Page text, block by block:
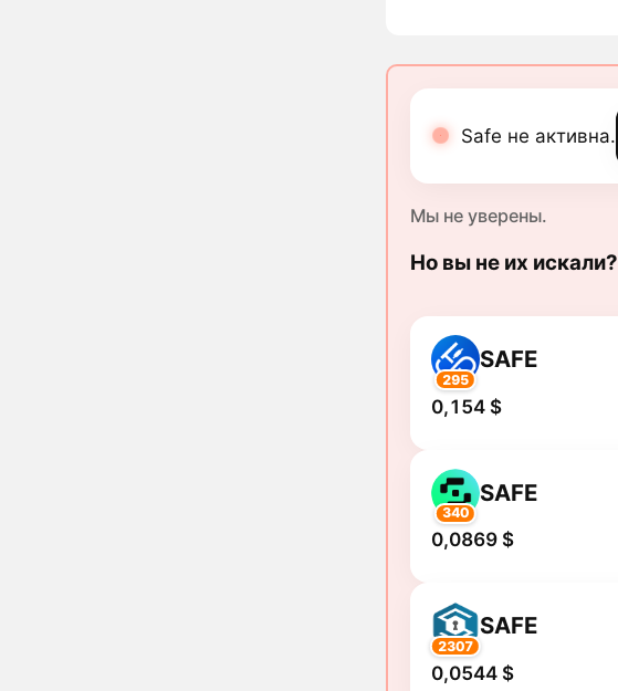
Safe не активна.
Мы не уверены.
Но вы не их искали?
295
SAFE
0,154 $
340
SAFE
0,0869 $
2307
SAFE
0,0544 $